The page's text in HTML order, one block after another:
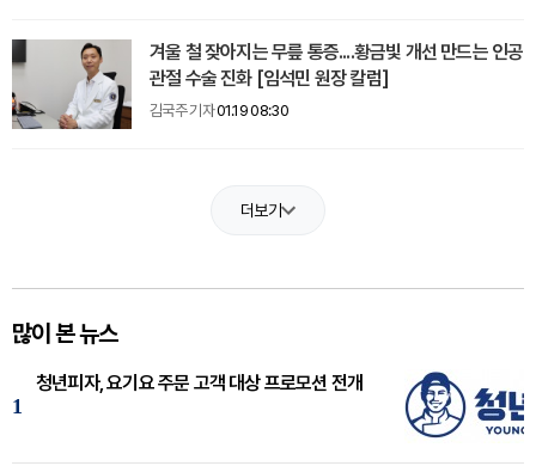
겨울 철 잦아지는 무릎 통증....황금빛 개선 만드는 인공
관절 수술 진화 [임석민 원장 칼럼]
김국주 기자01.19 08:30
더보기
많이 본 뉴스
1
청년피자, 요기요 주문 고객 대상 프로모션 전개